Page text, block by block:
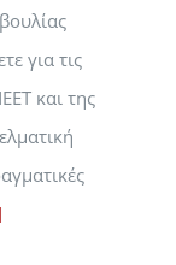
για τις
και της